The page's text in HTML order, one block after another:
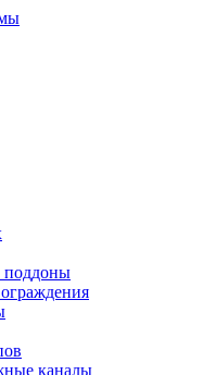
поддоны
каналы